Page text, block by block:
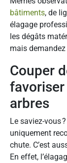
bâtiments, de
élagage
les dégâts
mais demandez
Couper
arbres
Le saviez-vous
uniquement
chute. C’est
En effet,